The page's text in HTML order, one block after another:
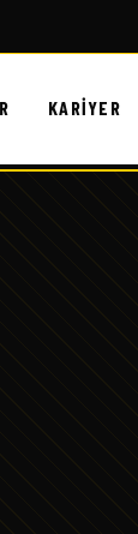
KARIYER